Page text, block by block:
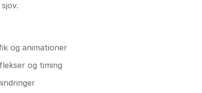
og animationer
og timing